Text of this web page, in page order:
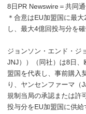
8日PR Newswire＝共同通
＊合意はEU加盟国に最
し、最大4億回投与分を
ジョンソン・エンド・ジ
JNJ））（同社）は8日
盟国を代表し、事前購入
り、ヤンセンファーマ（
規制当局の承認または許
投与分をEU加盟国に供